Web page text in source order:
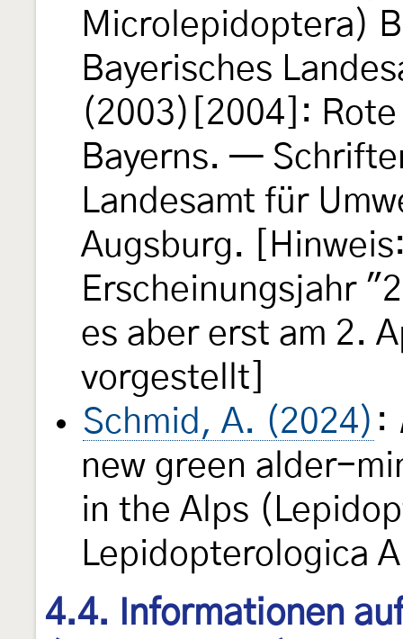
Microlepidoptera)
Bayerisches
(2003)[2004]:
Bayerns. —
Landesamt für
Augsburg.
Erscheinungsjahr
es aber erst am 2.
vorgestellt]
Schmid, A. (2024) :
new green alder-
in the Alps
Lepidopterologica
4.4. Informationen